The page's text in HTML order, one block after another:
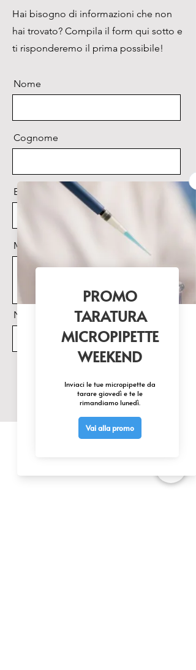
Hai bisogno di informazioni che non
hai trovato? Compila il form qui sotto e
ti risponderemo il prima possibile!
Nome
Cognome
Email
Messaggio
Nome Prodotto di interesse
Invia